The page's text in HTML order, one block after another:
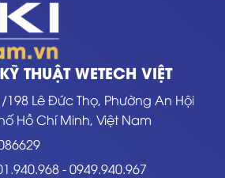
THUẬT WETECH VIỆT
198 Lê Đức Thọ, Phường An Hội
Hồ Chí Minh, Việt Nam
-0949.940.967